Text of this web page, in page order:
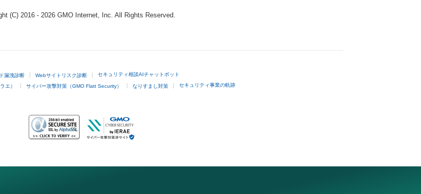
(C) 2016 - 2026 GMO Internet, Inc. All Rights Reserved.
漏洩診断 Webサイトリスク診断 セキュリティ相談AIチャットボット
エ） サイバー攻撃対策（GMO Flatt Security） なりすまし対策 セキュリティ事業の軌跡